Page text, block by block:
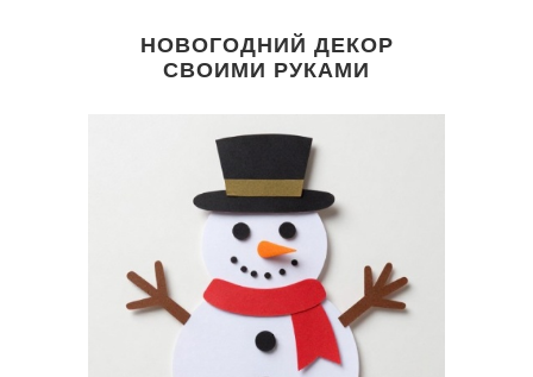
НОВОГОДНИЙ ДЕКОР
СВОИМИ РУКАМИ